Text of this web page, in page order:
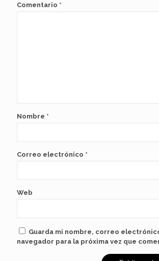
Comentario *
Nombre *
Correo electrónico *
Web
Guarda mi nombre, correo
navegador para la próxima vez que